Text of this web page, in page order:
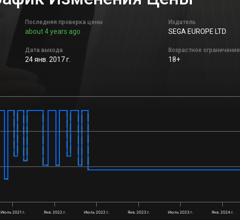
Последняя проверка цены
about 4 years ago
Дата выхода
24 янв. 2017 г.
Издатель
SEGA EUROPE LTD
Возрастное ограничение
18+
Июль 2021 г. Янв. 2022 г. Июль 2022 г. Янв. 2023 г. Июль 2023 г. Янв. 2024 г.